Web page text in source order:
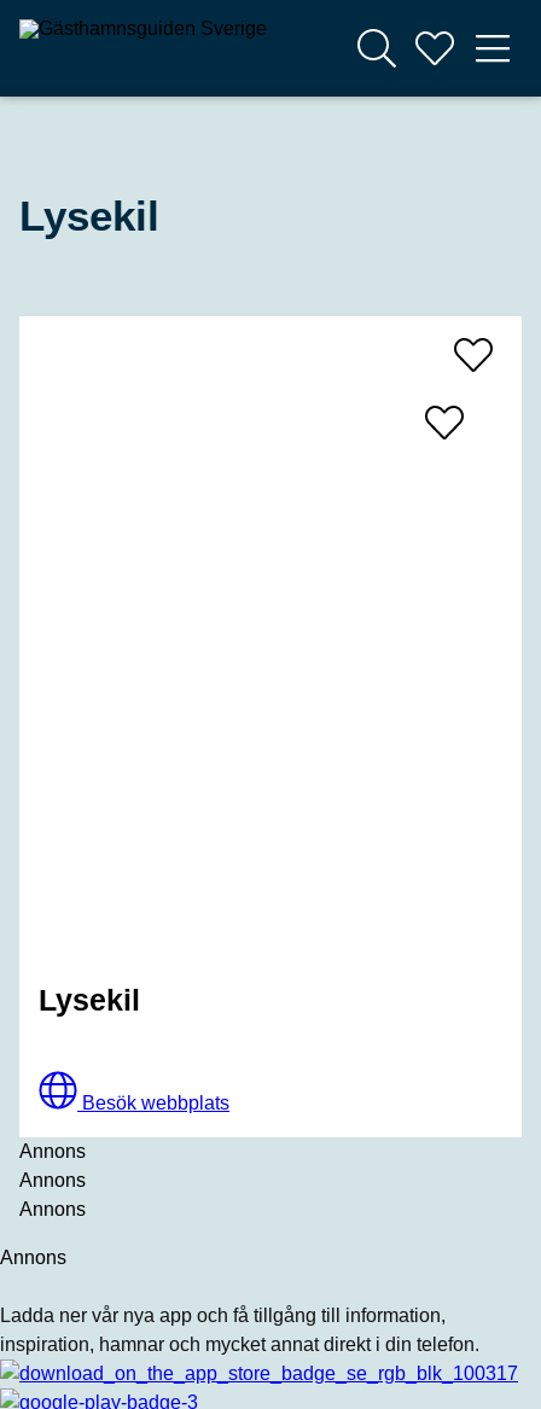
Lysekil
Add
To
Add
To
Lysekil
Besök webbplats
Annons
Annons
Annons
Annons
Ladda ner vår nya app och få tillgång till information,
inspiration, hamnar och mycket annat direkt i din telefon.